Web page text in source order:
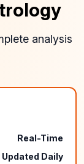
analysis
Real-Time
Updated Daily